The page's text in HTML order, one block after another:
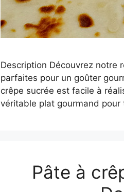
Description Découvrez notre
parfaites pour un goûter
crêpe sucrée est facile à
véritable plat gourmand
Pâte à